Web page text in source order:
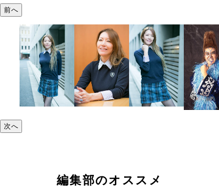
前へ
次へ
編集部のオススメ